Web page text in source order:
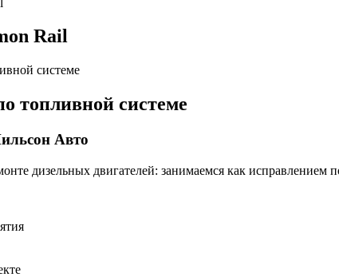
Rail
топливной системе
Авто
дизельных двигателей: занимаемся как